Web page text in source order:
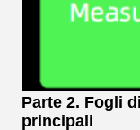
Parte 2. Fogli
principali